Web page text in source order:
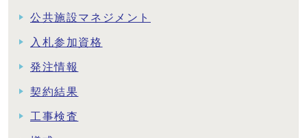
公共施設マネジメント
入札参加資格
発注情報
契約結果
工事検査